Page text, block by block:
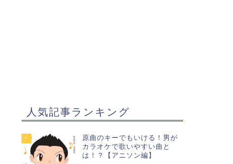
人気記事ランキング
1
原曲のキーでもいける！男が
カラオケで歌いやすい曲と
は！？【アニソン編】